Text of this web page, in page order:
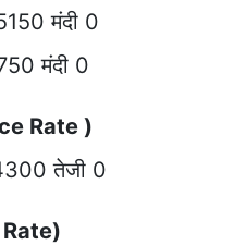
मंदी 0
मंदी 0
Rate )
तेजी 0
Rate)